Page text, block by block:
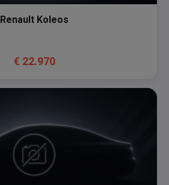
Renault Koleos
€ 22.970